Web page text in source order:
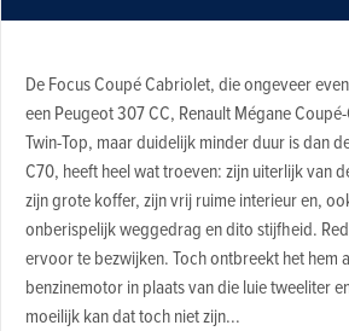
De Focus Coupé Cabriolet, die ongeveer
een Peugeot 307 CC, Renault Mégane
Twin-Top, maar duidelijk minder duur is dan
C70, heeft heel wat troeven: zijn uiterlijk van
zijn grote koffer, zijn vrij ruime interieur en,
onberispelijk weggedrag en dito stijfheid.
ervoor te bezwijken. Toch ontbreekt het hem
benzinemotor in plaats van die luie tweeliter
moeilijk kan dat toch niet zijn...